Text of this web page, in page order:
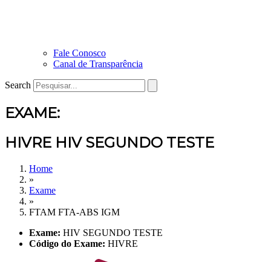
Fale Conosco
Canal de Transparência
Search
EXAME:
HIVRE HIV SEGUNDO TESTE
Home
»
Exame
»
FTAM FTA-ABS IGM
Exame: HIV SEGUNDO TESTE
Código do Exame: HIVRE